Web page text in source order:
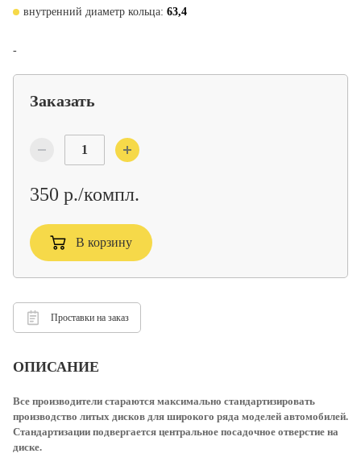
внутренний диаметр кольца: 63,4
-
Заказать
350 р./компл.
В корзину
Проставки на заказ
ОПИСАНИЕ
Все производители стараются максимально стандартизировать
производство литых дисков для широкого ряда моделей автомобилей.
Стандартизации подвергается центральное посадочное отверстие на
диске.